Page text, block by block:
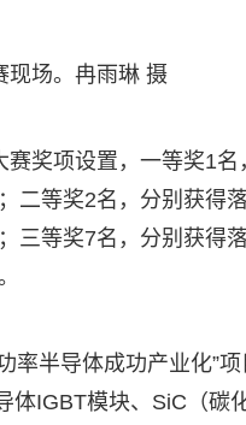
现场。冉雨琳 摄
赛奖项设置，一等奖1
二等奖2名，分别获得
三等奖7名，分别获得
率半导体成功产业化”
体IGBT模块、SiC（碳